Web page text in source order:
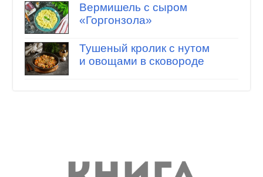
Вермишель с сыром
«Горгонзола»
Тушеный кролик с нутом
и овощами в сковороде